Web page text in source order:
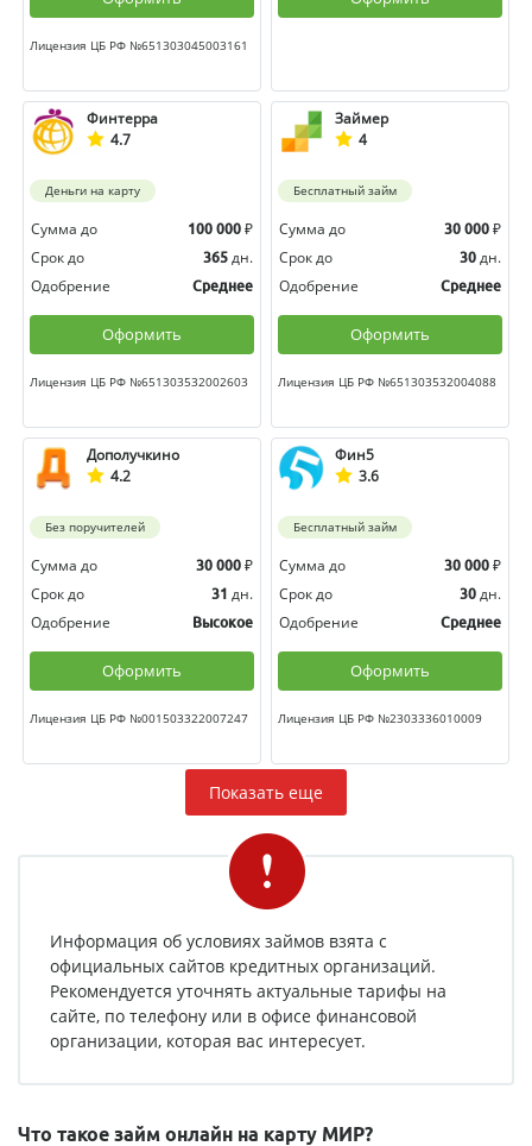
Лицензия ЦБ РФ №651303045003161
Финтерра
4.7
Деньги на карту
Сумма до 100 000 ₽
Срок до
365 дн.
Одобрение
Среднее
Оформить
Лицензия ЦБ РФ №651303532002603
Займер
4
Бесплатный займ
Сумма до 30 000 ₽
Срок до
30 дн.
Одобрение
Среднее
Оформить
Лицензия ЦБ РФ №651303532004088
Дополучкино
4.2
Без поручителей
Сумма до 30 000 ₽
Срок до
31 дн.
Одобрение
Высокое
Оформить
Лицензия ЦБ РФ №001503322007247
Фин5
3.6
Бесплатный займ
Сумма до 30 000 ₽
Срок до
30 дн.
Одобрение
Среднее
Оформить
Лицензия ЦБ РФ №2303336010009
Показать еще
Информация об условиях займов взята с
официальных сайтов кредитных организаций.
Рекомендуется уточнять актуальные тарифы на
сайте, по телефону или в офисе финансовой
организации, которая вас интересует.
Что такое займ онлайн на карту МИР?